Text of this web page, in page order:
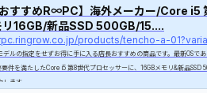
おすすめR∞PC】海外メーカー/Core i5
リ16GB/新品SSD 500GB/15....
デルの指定をせずお得に手に入る店長おすすめの商品です。最新OSで
件を満たしたCore i5 第8世代プロセッサーに、16GBメモリ&新品SSD
ます。